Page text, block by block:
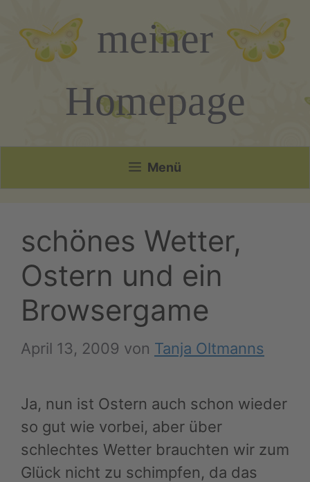
meiner
Homepage
Menü
schönes Wetter,
Ostern und ein
Browsergame
April 13, 2009 von Tanja Oltmanns
Ja, nun ist Ostern auch schon wieder
so gut wie vorbei, aber über
schlechtes Wetter brauchten wir zum
Glück nicht zu schimpfen, da das